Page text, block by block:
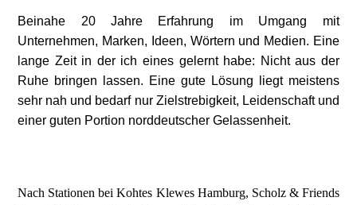
Beinahe 20 Jahre Erfahrung im Umgang mit
Unternehmen, Marken, Ideen, Wörtern und Medien. Eine
lange Zeit in der ich eines gelernt habe: Nicht aus der
Ruhe bringen lassen. Eine gute Lösung liegt meistens
sehr nah und bedarf nur Zielstrebigkeit, Leidenschaft und
einer guten Portion norddeutscher Gelassenheit.
Nach Stationen bei Kohtes Klewes Hamburg, Scholz & Friends